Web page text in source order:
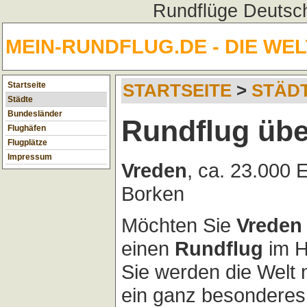
Rundflüge
MEIN-RUNDFLUG.DE - DIE
Startseite
Städte
Bundesländer
Flughäfen
Flugplätze
Impressum
STARTSEITE >
Rundflug
Vreden, ca. 23.000
Borken
Möchten Sie Vreden
einen Rundflug im
Sie werden die Welt
ein ganz